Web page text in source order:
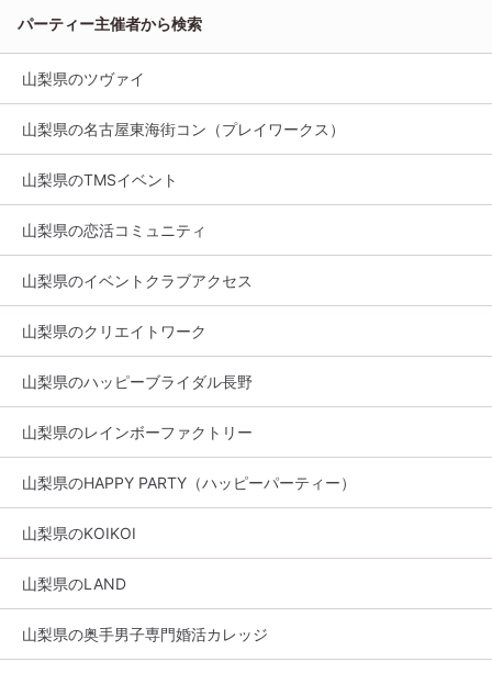
パーティー主催者から検索
山梨県のツヴァイ
山梨県の名古屋東海街コン（プレイワークス）
山梨県のTMSイベント
山梨県の恋活コミュニティ
山梨県のイベントクラブアクセス
山梨県のクリエイトワーク
山梨県のハッピーブライダル長野
山梨県のレインボーファクトリー
山梨県のHAPPY PARTY（ハッピーパーティー）
山梨県のKOIKOI
山梨県のLAND
山梨県の奥手男子専門婚活カレッジ